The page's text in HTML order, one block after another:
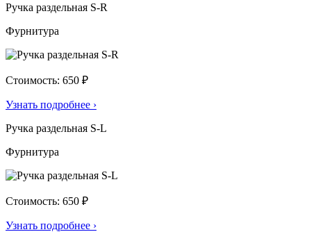
Ручка раздельная S-R
Фурнитура
Стоимость: 650 ₽
Узнать подробнее ›
Ручка раздельная S-L
Фурнитура
Стоимость: 650 ₽
Узнать подробнее ›